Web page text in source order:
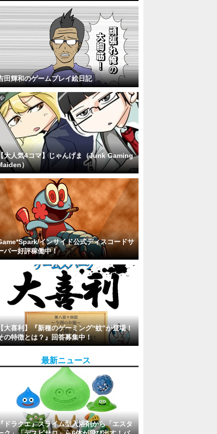
田輝和のゲームプレイ絵日記
大人気4コマ】じゃんげま（Junk Gaming
）
インサイド公式ディスコードサ
バー好評稼働中！
大喜利】『新種のゲーミング“蚊”が登場！
の特徴とは？』回答募集中！
最新ニュース
ドラクエ』スライム型入浴剤から「エスタ